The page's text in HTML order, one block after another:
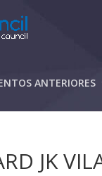
ANTERIORES
JK